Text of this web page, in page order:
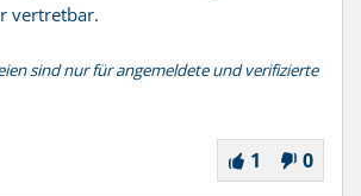
vertretbar.
sind nur für angemeldete und verifizierte
1 0